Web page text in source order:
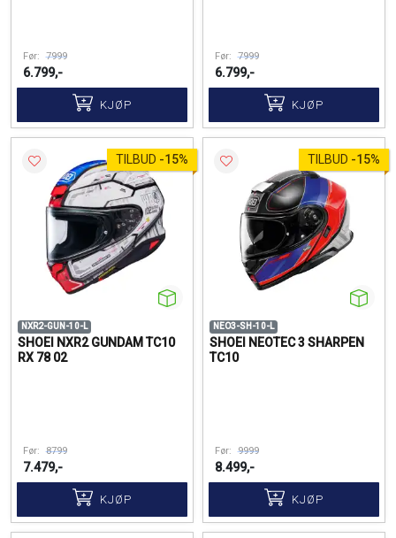
Før: 7999
6.799,-
KJØP
Før: 7999
6.799,-
KJØP
TILBUD -15%
NXR2-GUN-10-L
SHOEI NXR2 GUNDAM TC10
RX 78 02
Før: 8799
7.479,-
KJØP
TILBUD -15%
NEO3-SH-10-L
SHOEI NEOTEC 3 SHARPEN
TC10
Før: 9999
8.499,-
KJØP